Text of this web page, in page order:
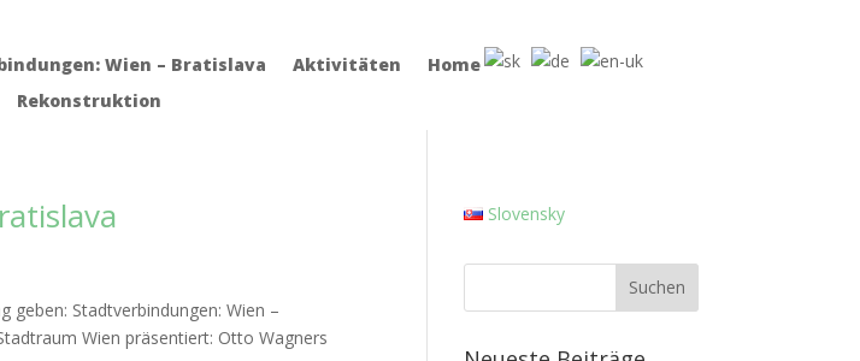
Wien – Bratislava Aktivitäten
Home
Rekonstruktion
geben: Stadtverbindungen: Wien –
Wien präsentiert: Otto Wagners
Slovensky